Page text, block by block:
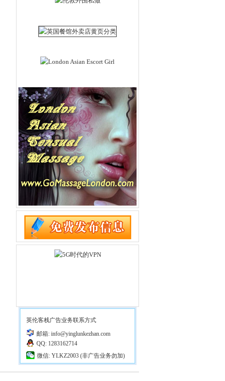
英伦客栈广告业务联系方式
邮箱: info@yinglunkezhan.com
QQ: 1283162714
微信: YLKZ2003 (非广告业务勿加)